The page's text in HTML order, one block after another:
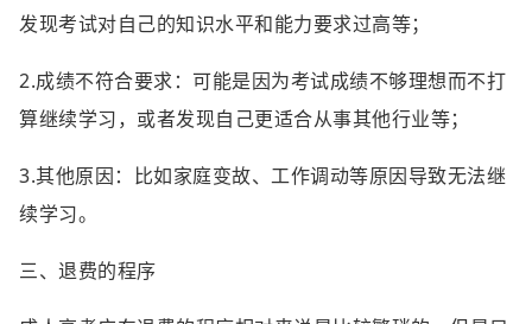
发现考试对自己的知识水平和能力要求过高等；
2.成绩不符合要求：可能是因为考试成绩不够理想而不打
算继续学习，或者发现自己更适合从事其他行业等；
3.其他原因：比如家庭变故、工作调动等原因导致无法继
续学习。
三、退费的程序